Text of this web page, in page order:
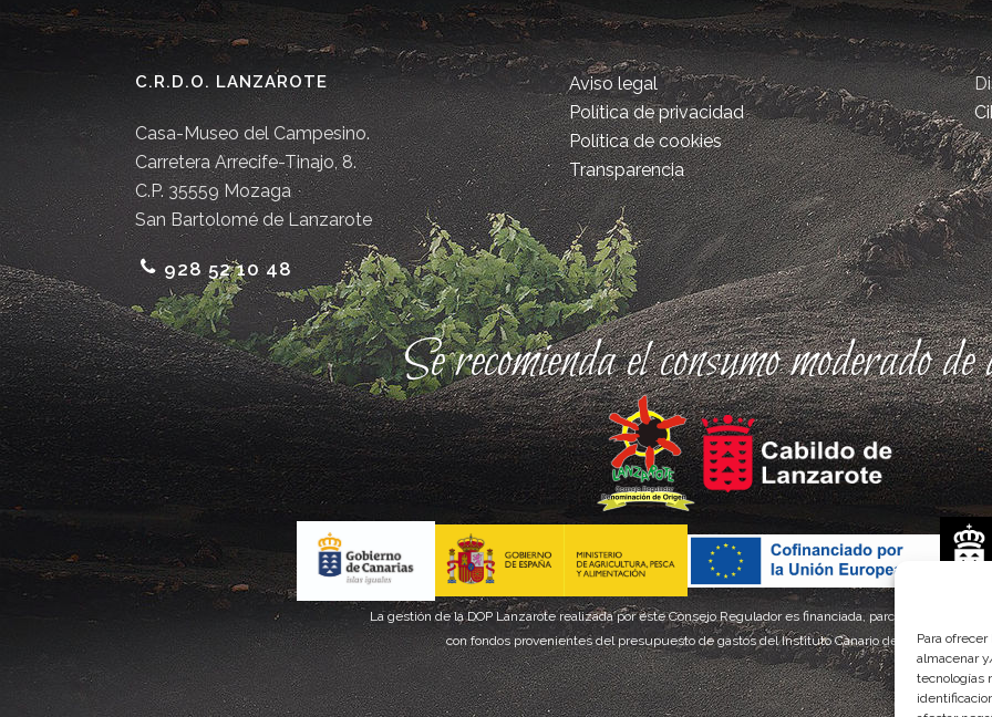
Para
almacenar
tecnologías
C.R.D.O. LANZAROTE
Casa-Museo del Campesino.
Carretera Arrecife-Tinajo, 8.
C.P. 35559 Mozaga
San Bartolomé de Lanzarote
928 52 10 48
Aviso legal
Política de privacidad
Política de cookies
Transparencia
Se recomienda el consumo moderado de
La gestión de la DOP Lanzarote realizada por este Consejo Regulador es financiada, parcialmente, por el
con fondos provenientes del presupuesto de gastos del Instituto Canario de Calidad